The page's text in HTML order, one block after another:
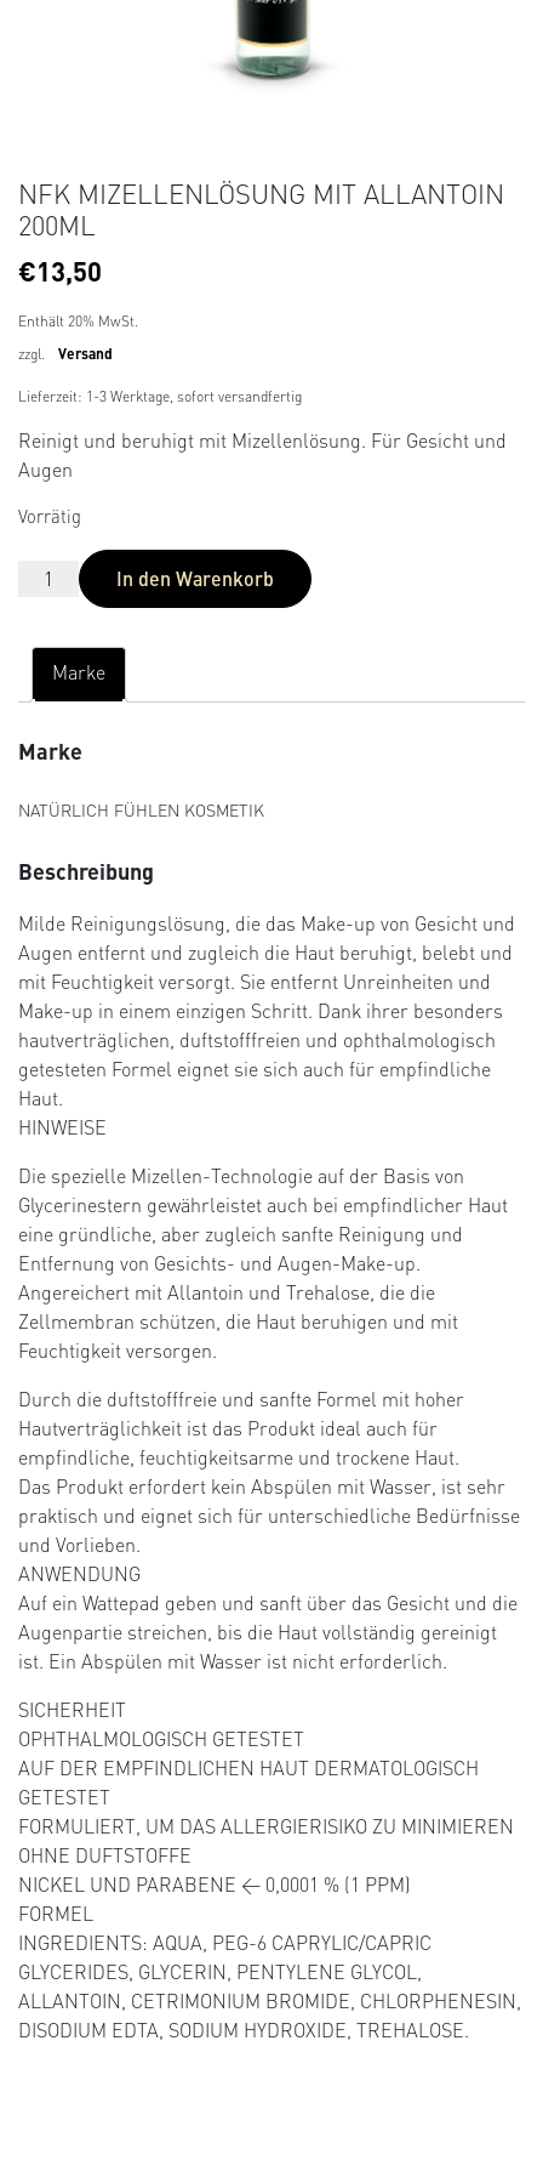
NFK MIZELLENLÖSUNG MIT ALLANTOIN
200ML
€13,50
Enthält 20% MwSt.
zzgl.
Versand
Lieferzeit: 1-3 Werktage, sofort versandfertig
Reinigt und beruhigt mit Mizellenlösung. Für Gesicht und
Augen
Vorrätig
In den Warenkorb
Marke
Marke
NATÜRLICH FÜHLEN KOSMETIK
Beschreibung
Milde Reinigungslösung, die das Make-up von Gesicht und
Augen entfernt und zugleich die Haut beruhigt, belebt und
mit Feuchtigkeit versorgt. Sie entfernt Unreinheiten und
Make-up in einem einzigen Schritt. Dank ihrer besonders
hautverträglichen, duftstofffreien und ophthalmologisch
getesteten Formel eignet sie sich auch für empfindliche
Haut.
HINWEISE
Die spezielle Mizellen-Technologie auf der Basis von
Glycerinestern gewährleistet auch bei empfindlicher Haut
eine gründliche, aber zugleich sanfte Reinigung und
Entfernung von Gesichts- und Augen-Make-up.
Angereichert mit Allantoin und Trehalose, die die
Zellmembran schützen, die Haut beruhigen und mit
Feuchtigkeit versorgen.
Durch die duftstofffreie und sanfte Formel mit hoher
Hautverträglichkeit ist das Produkt ideal auch für
empfindliche, feuchtigkeitsarme und trockene Haut.
Das Produkt erfordert kein Abspülen mit Wasser, ist sehr
praktisch und eignet sich für unterschiedliche Bedürfnisse
und Vorlieben.
ANWENDUNG
Auf ein Wattepad geben und sanft über das Gesicht und die
Augenpartie streichen, bis die Haut vollständig gereinigt
ist. Ein Abspülen mit Wasser ist nicht erforderlich.
SICHERHEIT
OPHTHALMOLOGISCH GETESTET
AUF DER EMPFINDLICHEN HAUT DERMATOLOGISCH
GETESTET
FORMULIERT, UM DAS ALLERGIERISIKO ZU MINIMIEREN
OHNE DUFTSTOFFE
NICKEL UND PARABENE < 0,0001 % (1 PPM)
FORMEL
INGREDIENTS: ​AQUA, PEG-6 CAPRYLIC/CAPRIC
GLYCERIDES, GLYCERIN, PENTYLENE GLYCOL,
ALLANTOIN, CETRIMONIUM BROMIDE, CHLORPHENESIN,
DISODIUM EDTA, SODIUM HYDROXIDE, TREHALOSE.